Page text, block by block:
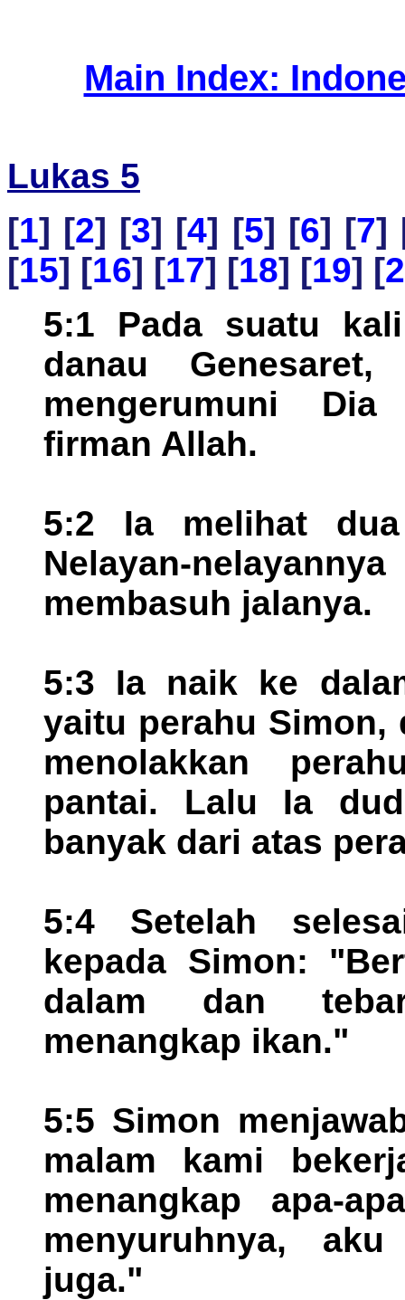
Main Index:
Lukas 5
[1] [2] [3] [4] [5] [6] [7]
[15] [16] [17] [18] [19] [
5:1 Pada suatu
danau
mengerumuni Dia
firman Allah.
5:2 Ia melihat
Nelayan-
membasuh jalanya.
5:3 Ia naik ke
yaitu perahu Simon,
menolakkan
pantai. Lalu Ia
banyak dari atas
5:4 Setelah
kepada Simon:
dalam dan
menangkap ikan."
5:5 Simon
malam kami
menangkap apa-
menyuruhnya,
juga."